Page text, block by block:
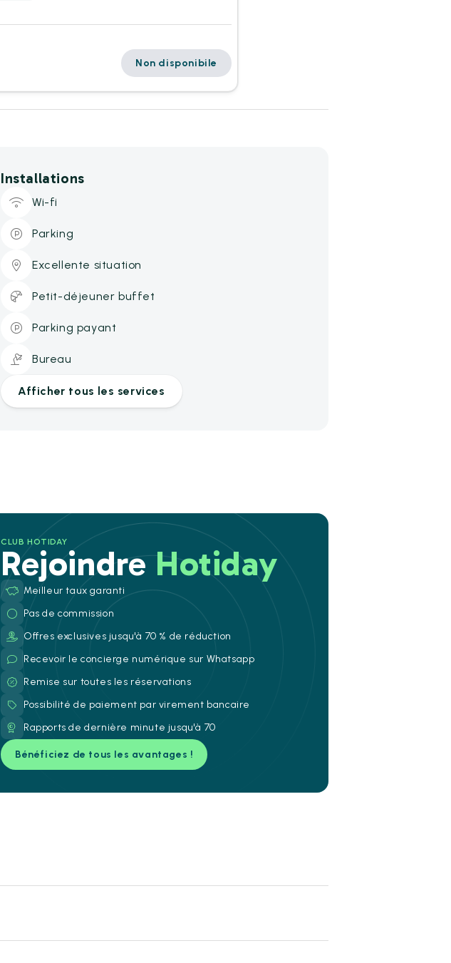
Non disponibile
Installations
Wi-fi
Parking
Excellente situation
Petit-déjeuner buffet
Parking payant
Bureau
Afficher tous les services
CLUB HOTIDAY
RejoindreHotiday
Meilleur taux garanti
Pas de commission
Offres exclusives jusqu'à 70 % de réduction
Recevoir le concierge numérique sur Whatsapp
Remise sur toutes les réservations
Possibilité de paiement par virement bancaire
Rapports de dernière minute jusqu'à 70
Bénéficiez de tous les avantages !